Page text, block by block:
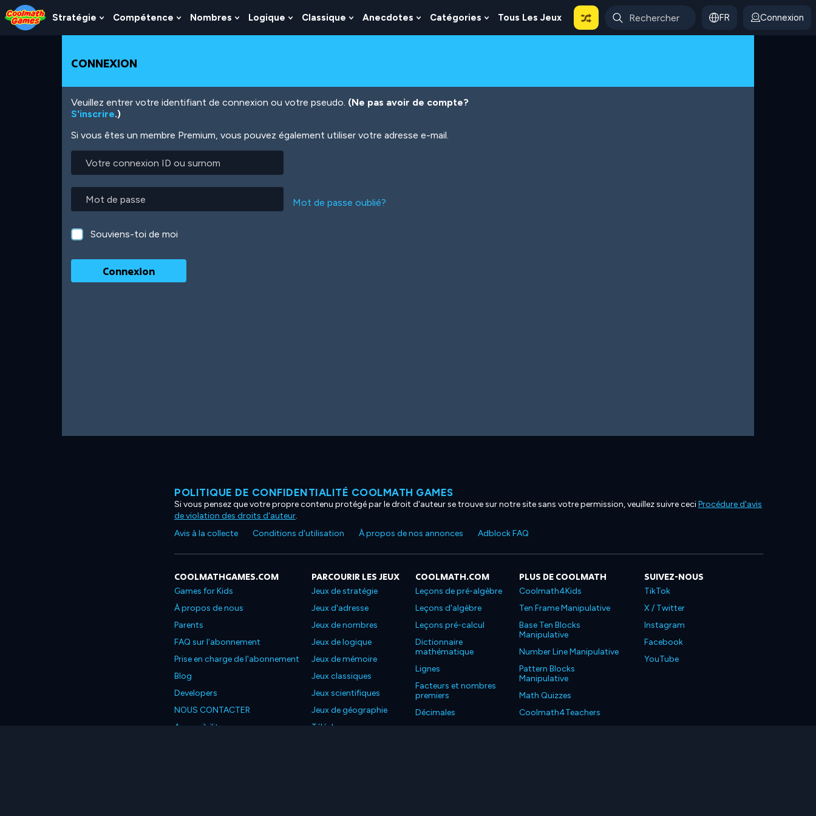
Skip
to
Top
Skip
to
Navigation
Skip
to
Main
Skip
to
Footer
Aller
au
contenu
Stratégie
Show
Submenu
Stratégie
Compétence
Show
Submenu
Nombres
Show
Submenu
Logique
Show
Submenu
Classique
Show
Submenu
Anecdotes
Show
Submenu
Catégories
Show
Submenu
Tous Les Jeux FR Connexion
CONNEXION
Veuillez entrer votre identifiant de connexion ou votre pseudo. (Ne pas avoir de compte?
S'inscrire.)
Si vous êtes un membre Premium, vous pouvez également utiliser votre adresse e-mail.
connexion
ou
surnom
Mot de passe oublié?
Souviens-toi de moi
POLITIQUE DE CONFIDENTIALITÉ COOLMATH GAMES
Si vous pensez que votre propre contenu protégé par le droit d'auteur se trouve sur notre site sans votre permission, veuillez suivre ceciProcédure d'avis
de violation des droits d'auteur.
Avis à la collecte
Conditions d'utilisation À propos de nos annonces Adblock FAQ
COOLMATHGAMES.COM
Games for Kids
À propos de nous
Parents
FAQ sur l'abonnement
Prise en charge de l'abonnement
Blog
Developers
NOUS CONTACTER
Accessibility
PARCOURIR LES JEUX
Jeux de stratégie
Jeux d'adresse
Jeux de nombres
Jeux de logique
Jeux de mémoire
Jeux classiques
Jeux scientifiques
Jeux de géographie
Téléchargez nos
COOLMATH.COM
Leçons de pré-algèbre
Leçons d'algèbre
Leçons pré-calcul
Dictionnaire
mathématique
Lignes
Facteurs et nombres
premiers
Décimales
PLUS DE COOLMATH
Coolmath4Kids
Ten Frame Manipulative
Base Ten Blocks
Manipulative
Number Line Manipulative
Pattern Blocks
Manipulative
Math Quizzes
Coolmath4Teachers
SUIVEZ-NOUS
TikTok
X / Twitter
Instagram
Facebook
YouTube